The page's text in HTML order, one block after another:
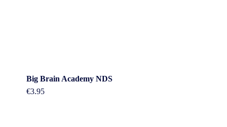
Big Brain Academy NDS
€3.95